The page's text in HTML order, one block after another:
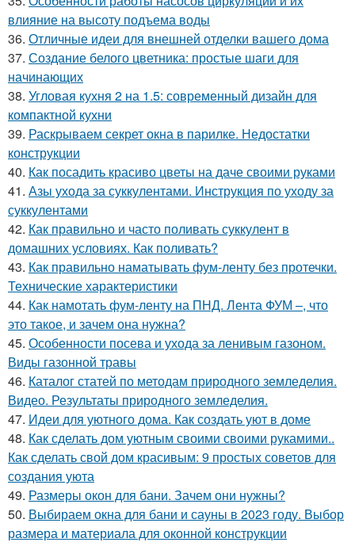
влияние на высоту подъема воды
36. Отличные идеи для внешней отделки вашего дома
37. Создание белого цветника: простые шаги для
начинающих
38. Угловая кухня 2 на 1.5: современный дизайн для
компактной кухни
39. Раскрываем секрет окна в парилке. Недостатки
конструкции
40. Как посадить красиво цветы на даче своими руками
41. Азы ухода за суккулентами. Инструкция по уходу за
суккулентами
42. Как правильно и часто поливать суккулент в
домашних условиях. Как поливать?
43. Как правильно наматывать фум-ленту без протечки.
Технические характеристики
44. Как намотать фум-ленту на ПНД. Лента ФУМ –, что
это такое, и зачем она нужна?
45. Особенности посева и ухода за ленивым газоном.
Виды газонной травы
46. Каталог статей по методам природного земледелия.
Видео. Результаты природного земледелия.
47. Идеи для уютного дома. Как создать уют в доме
48. Как сделать дом уютным своими своими рукамими..
Как сделать свой дом красивым: 9 простых советов для
создания уюта
49. Размеры окон для бани. Зачем они нужны?
50. Выбираем окна для бани и сауны в 2023 году. Выбор
размера и материала для оконной конструкции